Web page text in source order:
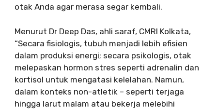
otak Anda agar merasa segar kembali.
Menurut Dr Deep Das, ahli saraf, CMRI Kolkata,
“Secara fisiologis, tubuh menjadi lebih efisien
dalam produksi energi; secara psikologis, otak
melepaskan hormon stres seperti adrenalin dan
kortisol untuk mengatasi kelelahan. Namun,
dalam konteks non-atletik – seperti terjaga
hingga larut malam atau bekerja melebihi